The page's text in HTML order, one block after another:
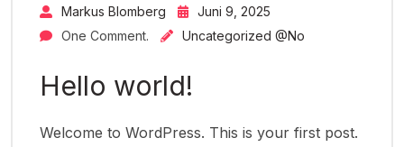
Markus Blomberg
Juni 9, 2025
One Comment.
Uncategorized @no
Hello world!
Welcome to WordPress. This is your first post.